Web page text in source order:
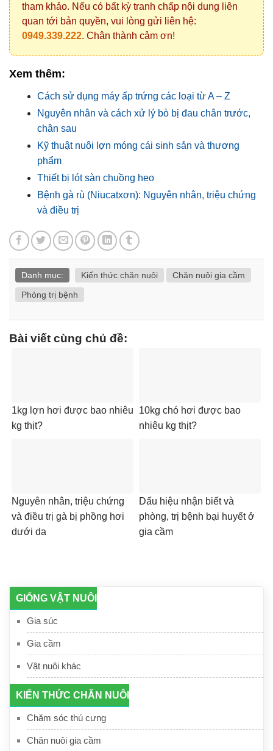
GIỐNG VẬT NUÔI
Gia súc
Gia cầm
Vật nuôi khác
KIẾN THỨC CHĂN NUÔI
Chăm sóc thú cưng
Chăn nuôi gia cầm
tham khảo. Nếu có bất kỳ tranh chấp nội dung liên
quan tới bản quyền, vui lòng gửi liên hệ:
0949.339.222. Chân thành cảm ơn!
Xem thêm:
Cách sử dụng máy ấp trứng các loại từ A – Z
Nguyên nhân và cách xử lý bò bị đau chân trước,
chân sau
Kỹ thuật nuôi lợn móng cái sinh sản và thương
phẩm
Thiết bị lót sàn chuồng heo
Bệnh gà rù (Niucatxơn): Nguyên nhân, triệu chứng
và điều trị
Danh mục: Kiến thức chăn nuôi
Chăn nuôi gia cầm
Phòng trị bệnh
Bài viết cùng chủ đề:
1kg lợn hơi được bao nhiêu
kg thịt?
10kg chó hơi được bao
nhiêu kg thịt?
Nguyên nhân, triệu chứng
và điều trị gà bị phồng hơi
dưới da
Dấu hiệu nhận biết và
phòng, trị bệnh bại huyết ở
gia cầm